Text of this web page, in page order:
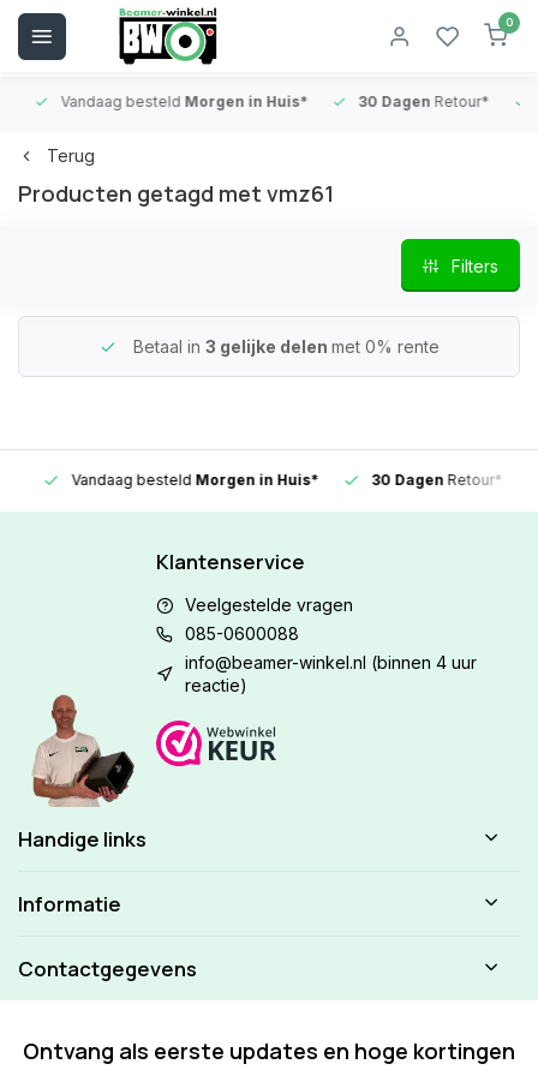
0
Vandaag besteldMorgen in Huis* 30 DagenRetour*
Terug
Producten getagd met vmz61
Filters
Betaal in 3 gelijke delen met 0% rente
Vandaag besteldMorgen in Huis* 30 DagenRetour*
Klantenservice
Veelgestelde vragen
085-0600088
info@beamer-winkel.nl (binnen 4 uur
reactie)
Handige links
Informatie
Contactgegevens
Ontvang als eerste updates en hoge kortingen